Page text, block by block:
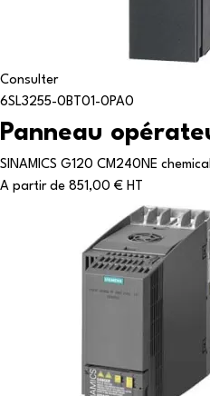
Consulter
6SL3255-0BT01-0PA0
Panneau
SINAMICS G120 CM240NE
A partir de 851,00 € HT